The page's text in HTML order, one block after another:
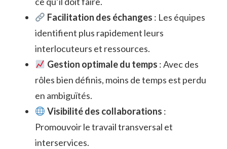
Facilitation des échanges : Les équipes
identifient plus rapidement leurs
interlocuteurs et ressources.
Gestion optimale du temps : Avec des
rôles bien définis, moins de temps est perdu
en ambiguïtés.
Visibilité des collaborations :
Promouvoir le travail transversal et
interservices.